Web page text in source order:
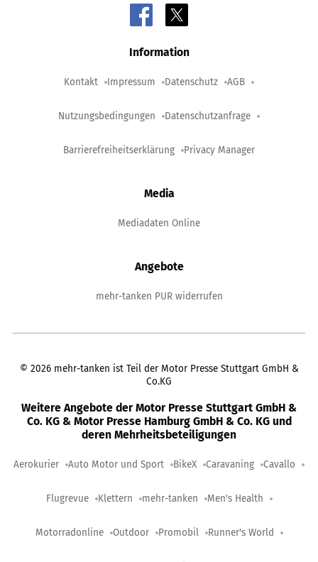
Information
Kontakt Impressum Datenschutz AGB
Nutzungsbedingungen Datenschutzanfrage
Barrierefreiheitserklärung Privacy Manager
Media
Mediadaten Online
Angebote
mehr-tanken PUR widerrufen
© 2026 mehr-tanken ist Teil der Motor Presse Stuttgart GmbH &
Co.KG
Weitere Angebote der Motor Presse Stuttgart GmbH &
Co. KG & Motor Presse Hamburg GmbH & Co. KG und
deren Mehrheitsbeteiligungen
Aerokurier Auto Motor und Sport BikeX Caravaning Cavallo
Flugrevue Klettern mehr-tanken Men's Health
Motorradonline Outdoor Promobil Runner's World